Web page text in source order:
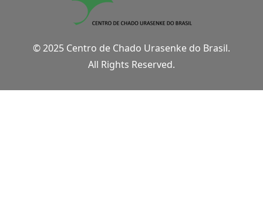
© 2025 Centro de Chado Urasenke do Brasil.
All Rights Reserved.